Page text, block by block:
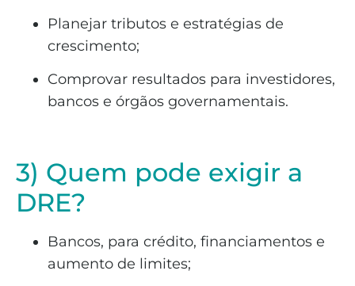
Planejar tributos e estratégias de
crescimento;
Comprovar resultados para investidores,
bancos e órgãos governamentais.
3) Quem pode exigir a
DRE?
Bancos, para crédito, financiamentos e
aumento de limites;